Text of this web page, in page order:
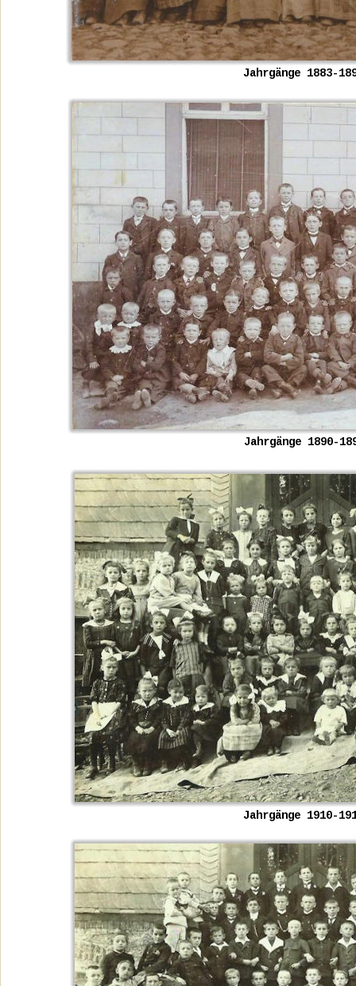
Jahrgänge 1883-
Jahrgänge 1910-
Jahrgänge 1890-